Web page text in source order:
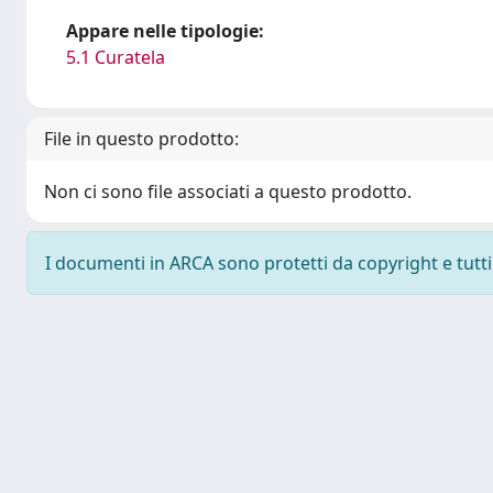
Appare nelle tipologie:
5.1 Curatela
File in questo prodotto:
Non ci sono file associati a questo prodotto.
I documenti in ARCA sono protetti da copyright e